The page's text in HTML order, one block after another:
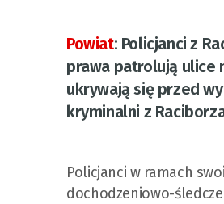
Powiat: Policjanci z
prawa patrolują ulice
ukrywają się przed
kryminalni z
Policjanci w ramach
dochodzeniowo-